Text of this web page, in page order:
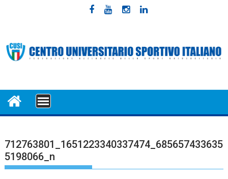
MENU
712763801_1651223340337474_685657433635
5198066_n